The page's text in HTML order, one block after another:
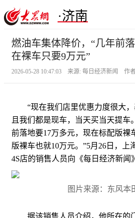
·济南
燃油车集体降价，“几年前
在裸车只要9万元”
2026-05-28 10:47:03 来源: 每日经济新闻 作
“现在我们店里优惠力度很大，
且我们都是现车，当天买当天提车
前落地要17万多元，现在标配版裸
版裸车也就10万元。”5月26日，上
4S店的销售人员向《每日经济新闻
图片来源：东风本
据该销售人员介绍，他所在的门